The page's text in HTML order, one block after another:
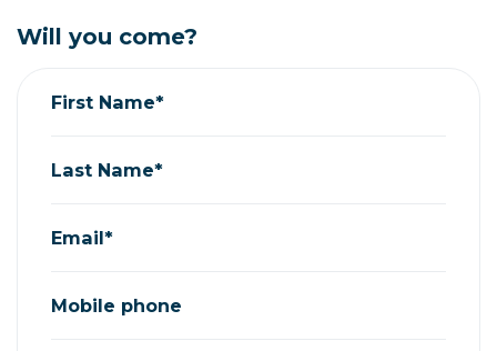
Will you come?
First Name*
Last Name*
Email*
Mobile phone